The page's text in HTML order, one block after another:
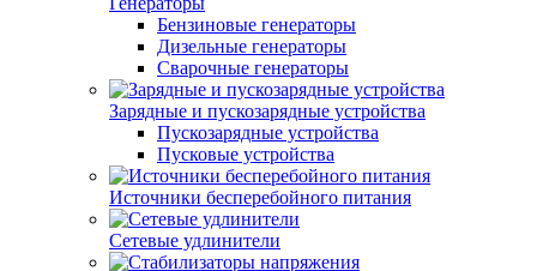
Бензиновые генераторы
Дизельные генераторы
Сварочные генераторы
Зарядные и пускозарядные устройства
Пускозарядные устройства
Пусковые устройства
Источники бесперебойного питания
Сетевые удлинители